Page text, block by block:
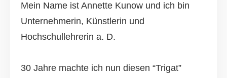
Mein Name ist Annette Kunow und ich bin
Unternehmerin, Künstlerin und
Hochschullehrerin a. D.
30 Jahre machte ich nun diesen “Trigat”